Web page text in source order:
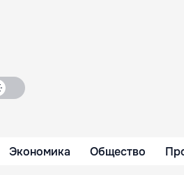
Экономика Общество